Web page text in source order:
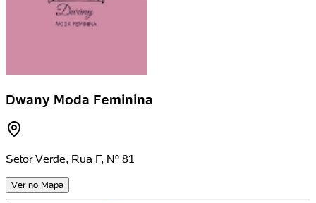
Dwany Moda Feminina
Setor Verde, Rua F, Nº 81
Ver no Mapa